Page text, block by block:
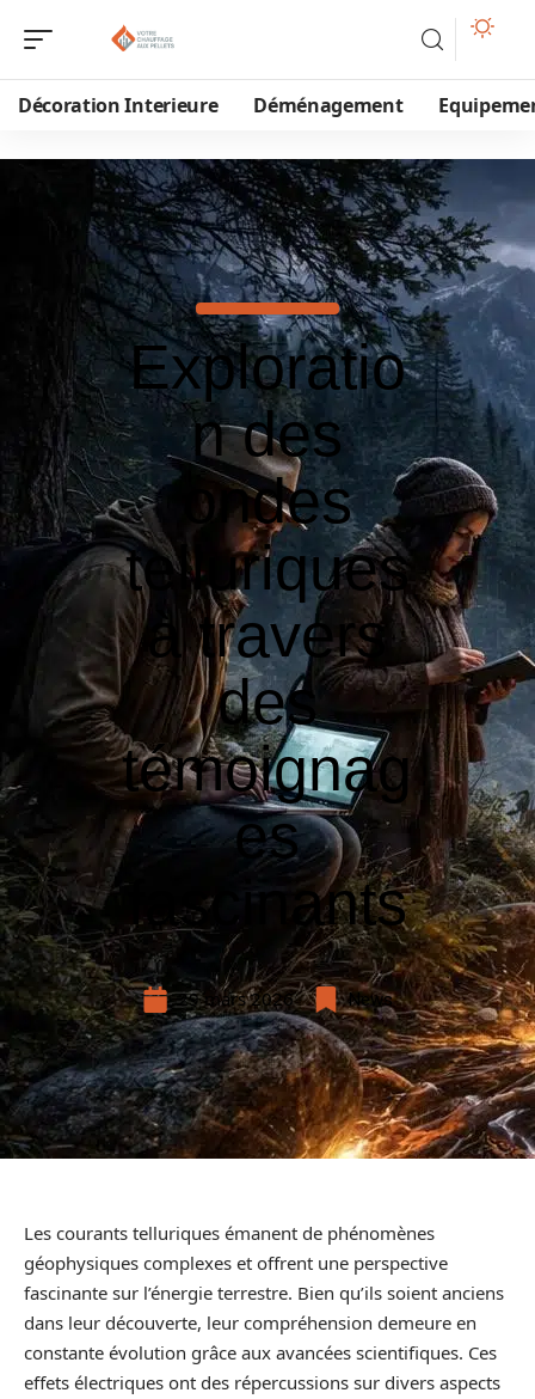
Décoration Interieure Déménagement
Exploratio
n des
ondes
telluriques
à travers
des
témoignag
es
fascinants
29 mars 2026 News
Les courants telluriques émanent de phénomènes
géophysiques complexes et offrent une perspective
fascinante sur l’énergie terrestre. Bien qu’ils soient anciens
dans leur découverte, leur compréhension demeure en
constante évolution grâce aux avancées scientifiques. Ces
effets électriques ont des répercussions sur divers aspects